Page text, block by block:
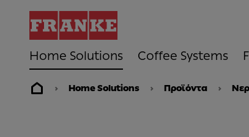
Home Solutions Coffee Systems
Home Solutions Προϊόντα